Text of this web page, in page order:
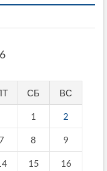
СБ ВС
1 2
8 9
15 16